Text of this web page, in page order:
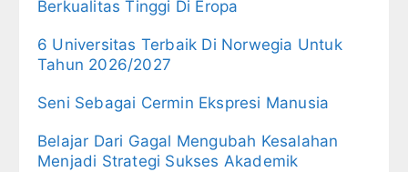
Berkualitas Tinggi Di Eropa
6 Universitas Terbaik Di Norwegia Untuk
Tahun 2026/2027
Seni Sebagai Cermin Ekspresi Manusia
Belajar Dari Gagal Mengubah Kesalahan
Menjadi Strategi Sukses Akademik